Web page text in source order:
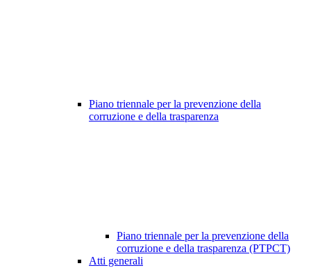
Piano triennale per la prevenzione della
corruzione e della trasparenza
Piano triennale per la prevenzione della
corruzione e della trasparenza (PTPCT)
Atti generali